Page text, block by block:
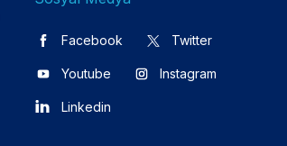
Facebook Twitter
Youtube Instagram
Linkedin